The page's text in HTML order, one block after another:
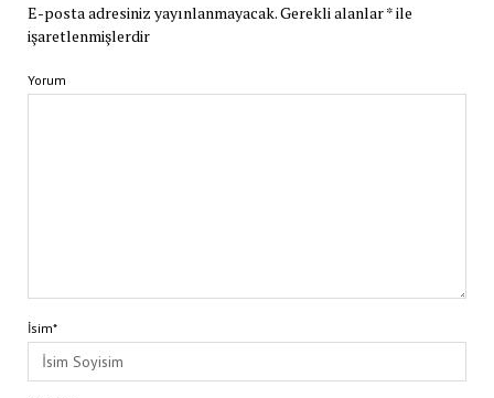
E-posta adresiniz yayınlanmayacak.Gerekli alanlar*ile
işaretlenmişlerdir
Yorum
İsim*